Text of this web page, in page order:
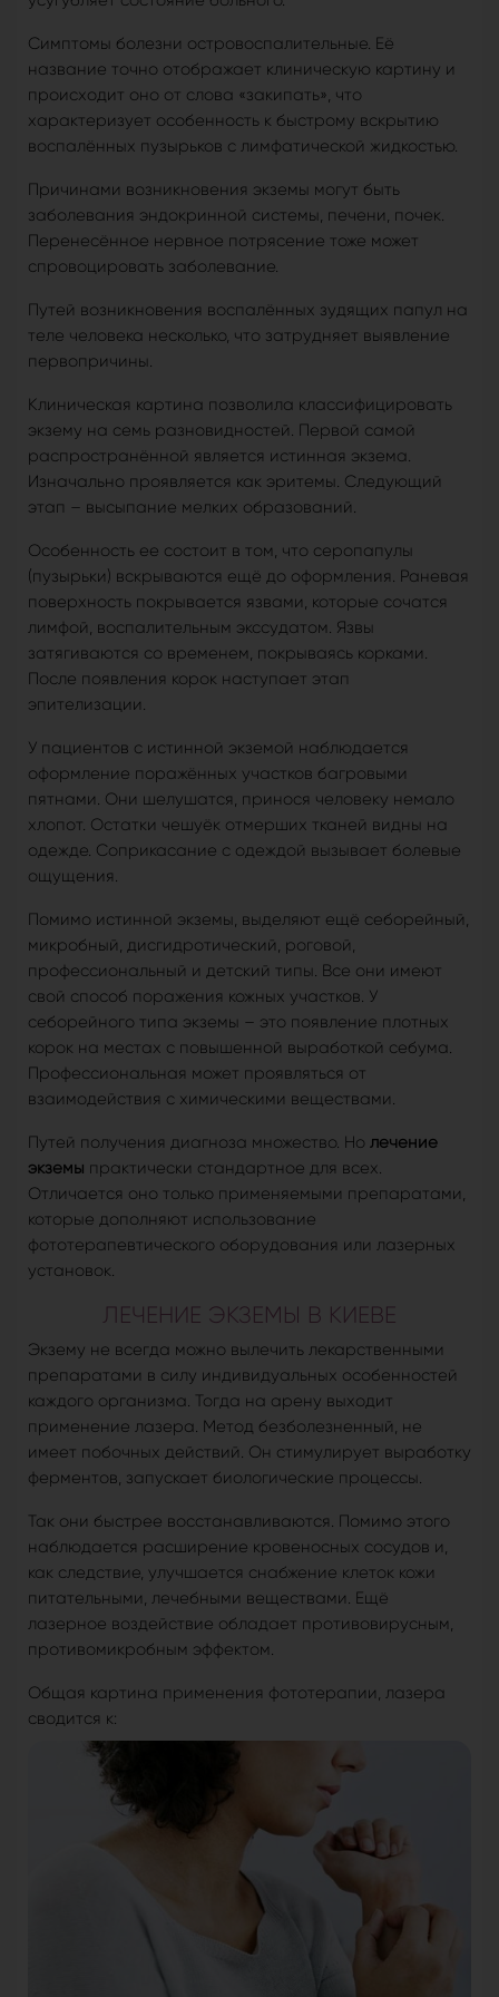
Симптомы болезни островоспалительные. Её
название точно отображает клиническую картину и
происходит оно от слова «закипать», что
характеризует особенность к быстрому вскрытию
воспалённых пузырьков с лимфатической жидкостью.
Причинами возникновения экземы могут быть
заболевания эндокринной системы, печени, почек.
Перенесённое нервное потрясение тоже может
спровоцировать заболевание.
Путей возникновения воспалённых зудящих папул на
теле человека несколько, что затрудняет выявление
первопричины.
Клиническая картина позволила классифицировать
экзему на семь разновидностей. Первой самой
распространённой является истинная экзема.
Изначально проявляется как эритемы. Следующий
этап – высыпание мелких образований.
Особенность ее состоит в том, что серопапулы
(пузырьки) вскрываются ещё до оформления. Раневая
поверхность покрывается язвами, которые сочатся
лимфой, воспалительным экссудатом. Язвы
затягиваются со временем, покрываясь корками.
После появления корок наступает этап
эпителизации.
У пациентов с истинной экземой наблюдается
оформление поражённых участков багровыми
пятнами. Они шелушатся, принося человеку немало
хлопот. Остатки чешуёк отмерших тканей видны на
одежде. Соприкасание с одеждой вызывает болевые
ощущения.
Помимо истинной экземы, выделяют ещё себорейный,
микробный, дисгидротический, роговой,
профессиональный и детский типы. Все они имеют
свой способ поражения кожных участков. У
себорейного типа экземы – это появление плотных
корок на местах с повышенной выработкой себума.
Профессиональная может проявляться от
взаимодействия с химическими веществами.
Путей получения диагноза множество. Но лечение
экземы практически стандартное для всех.
Отличается оно только применяемыми препаратами,
которые дополняют использование
фототерапевтического оборудования или лазерных
установок.
ЛЕЧЕНИЕ ЭКЗЕМЫ В КИЕВЕ
Экзему не всегда можно вылечить лекарственными
препаратами в силу индивидуальных особенностей
каждого организма. Тогда на арену выходит
применение лазера. Метод безболезненный, не
имеет побочных действий. Он стимулирует выработку
ферментов, запускает биологические процессы.
Так они быстрее восстанавливаются. Помимо этого
наблюдается расширение кровеносных сосудов и,
как следствие, улучшается снабжение клеток кожи
питательными, лечебными веществами. Ещё
лазерное воздействие обладает противовирусным,
противомикробным эффектом.
Общая картина применения фототерапии, лазера
сводится к: